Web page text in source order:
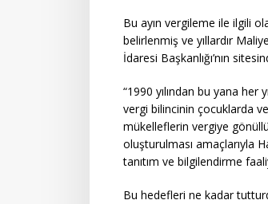
Bu ayın vergileme ile ilgili
belirlenmiş ve yıllardır
İdaresi Başkanlığı’nın
“1990 yılından bu yana her
vergi bilincinin çocuklarda
mükelleflerin vergiye
oluşturulması amaçlarıyla
tanıtım ve bilgilendirme
Bu hedefleri ne kadar